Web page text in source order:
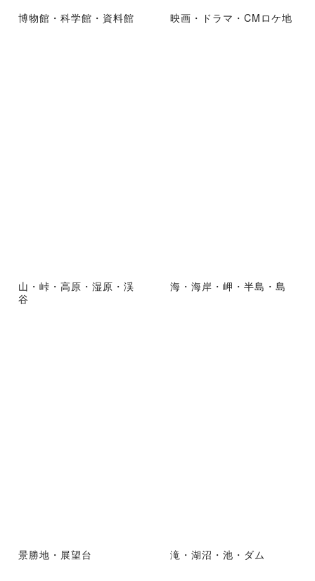
博物館・科学館・資料館 映画・ドラマ・CMロケ地
山・峠・高原・湿原・渓
谷
海・海岸・岬・半島・島
景勝地・展望台 滝・湖沼・池・ダム